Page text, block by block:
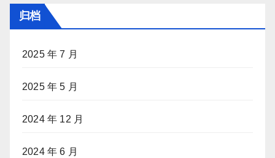
归档
2025 年 7 月
2025 年 5 月
2024 年 12 月
2024 年 6 月